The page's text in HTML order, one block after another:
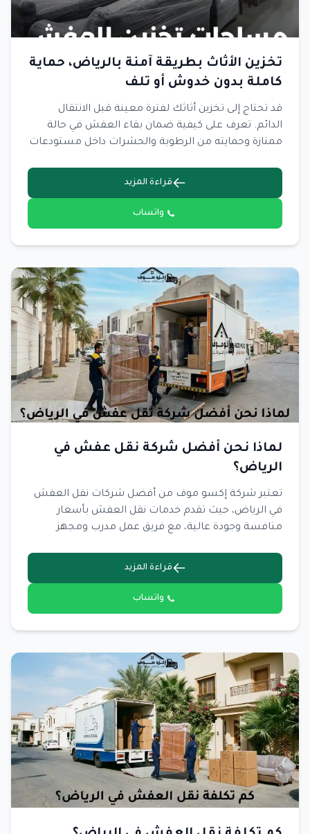
تخزين الأثاث بطريقة آمنة بالرياض، حماية
كاملة بدون خدوش أو تلف
قد تحتاج إلى تخزين أثاثك لفترة معينة قبل الانتقال
الدائم. تعرف على كيفية ضمان بقاء العفش في حالة
ممتازة وحمايته من الرطوبة والحشرات داخل مستودعات
قراءة المزيد
واتساب
لماذا نحن أفضل شركة نقل عفش في
الرياض؟
تعتبر شركة إكسو موف من أفضل شركات نقل العفش
في الرياض، حيث تقدم خدمات نقل العفش بأسعار
منافسة وجودة عالية، مع فريق عمل مدرب ومجهز
وسرعة.
قراءة المزيد
واتساب